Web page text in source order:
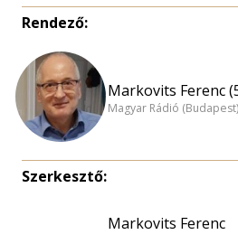
Rendező:
Markovits Ferenc
Magyar Rádió (Budapest)
Szerkesztő:
Markovits Ferenc